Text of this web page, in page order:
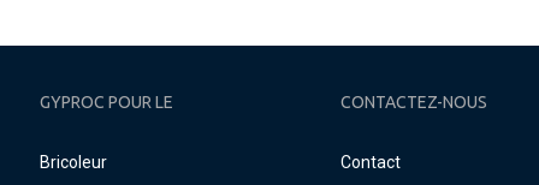
GYPROC POUR LE
Bricoleur
CONTACTEZ-NOUS
Contact